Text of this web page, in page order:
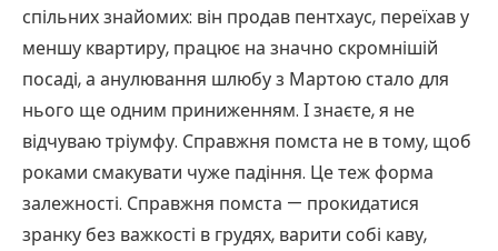
спільних знайомих: він продав пентхаус, переїхав у
меншу квартиру, працює на значно скромнішій
посаді, а анулювання шлюбу з Мартою стало для
нього ще одним приниженням. І знаєте, я не
відчуваю тріумфу. Справжня помста не в тому, щоб
роками смакувати чуже падіння. Це теж форма
залежності. Справжня помста — прокидатися
зранку без важкості в грудях, варити собі каву,